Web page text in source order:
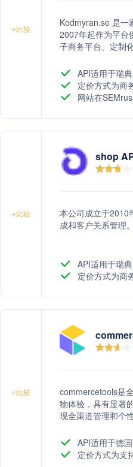
+比较
Kodmyran.se 是一
2007年起作为平台
子商务平台、定制
API适用于瑞典
定价方式为商
网站在
+比较
shop
本公司成立于2010
成和客户关系管理。
API适用于瑞典
定价方式为商
+比较
commercetools是
物体验，具有显著
现全渠道管理和个
API适用于德国
定价方式为支